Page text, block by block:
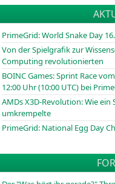
PrimeGrid: World Snake Day
Von der Spielgrafik zur
Computing revolutionierten
BOINCGames: Sprint Race
12:00 Uhr (10:00 UTC) bei
AMDs X3D-Revolution: Wie
umkrempelte
PrimeGrid: National Egg Day